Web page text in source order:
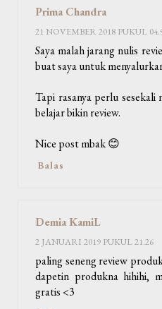
Prima Chandra
21 NOVEMBER 2018 PUKUL
Saya malah jarang nulis
buat saya untuk
Tapi rasanya perlu sesekali
belajar bikin review.
Nice post mbak 😊
Balas
Demia KamiL
2 JANUARI 2019 PUKUL 21.26
paling seneng review
dapetin produkna hihihi,
gratis <3